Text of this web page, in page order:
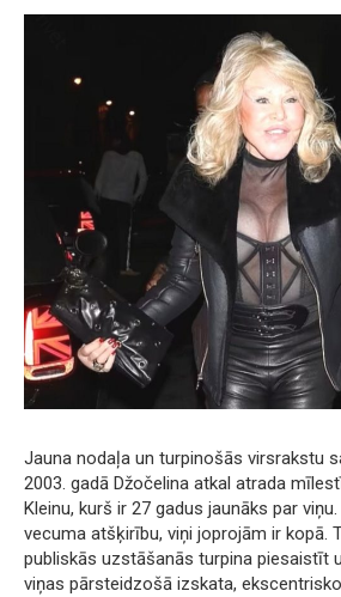
Jauna nodaļa un turpinošās virsrakstu
2003. gadā Džočelina atkal atrada
Kleinu, kurš ir 27 gadus jaunāks par
vecuma atšķirību, viņi joprojām ir kopā.
publiskās uzstāšanās turpina piesaistīt
viņas pārsteidzošā izskata,